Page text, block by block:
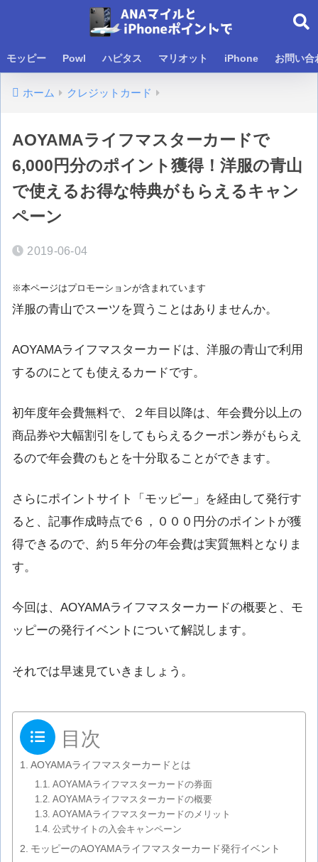
モッピー Powl ハピタス マリオット iPhone お問い合
ホーム クレジットカード
AOYAMAライフマスターカードで
6,000円分のポイント獲得！洋服の青山
で使えるお得な特典がもらえるキャン
ペーン
2019-06-04
※本ページはプロモーションが含まれています
洋服の青山でスーツを買うことはありませんか。
AOYAMAライフマスターカードは、洋服の青山で利用
するのにとても使えるカードです。
初年度年会費無料で、２年目以降は、年会費分以上の
商品券や大幅割引をしてもらえるクーポン券がもらえ
るので年会費のもとを十分取ることができます。
さらにポイントサイト「モッピー」を経由して発行す
ると、記事作成時点で６，０００円分のポイントが獲
得できるので、約５年分の年会費は実質無料となりま
す。
今回は、AOYAMAライフマスターカードの概要と、モ
ッピーの発行イベントについて解説します。
それでは早速見ていきましょう。
目次
AOYAMAライフマスターカードとは
AOYAMAライフマスターカードの券面
AOYAMAライフマスターカードの概要
AOYAMAライフマスターカードのメリット
公式サイトの入会キャンペーン
モッピーのAOYAMAライフマスターカード発行イベント